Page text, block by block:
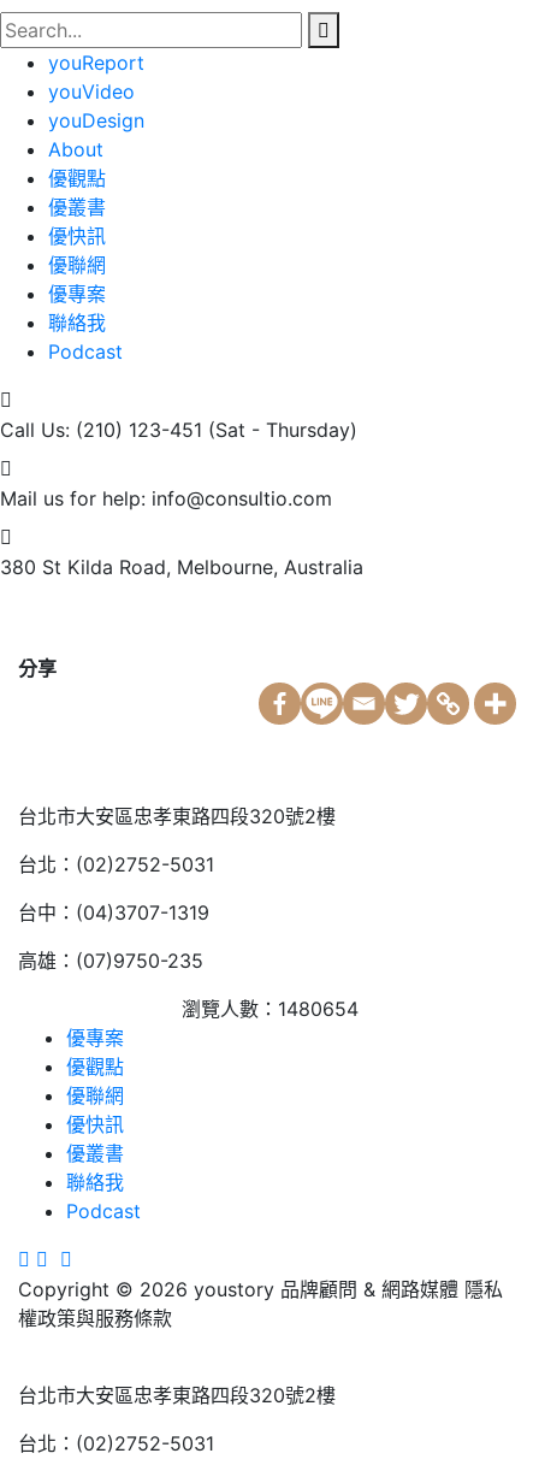
youReport
youVideo
youDesign
About
優觀點
優叢書
優快訊
優聯網
優專案
聯絡我
Podcast
Call Us: (210) 123-451 (Sat - Thursday)
Mail us for help: info@consultio.com
380 St Kilda Road, Melbourne, Australia
分享
台北市大安區忠孝東路四段320號2樓
台北：(02)2752-5031
台中：(04)3707-1319
高雄：(07)9750-235
瀏覽人數：1480654
優專案
優觀點
優聯網
優快訊
優叢書
聯絡我
Podcast
Copyright © 2026 youstory 品牌顧問 & 網路媒體 隱私
權政策與服務條款
台北市大安區忠孝東路四段320號2樓
台北：(02)2752-5031